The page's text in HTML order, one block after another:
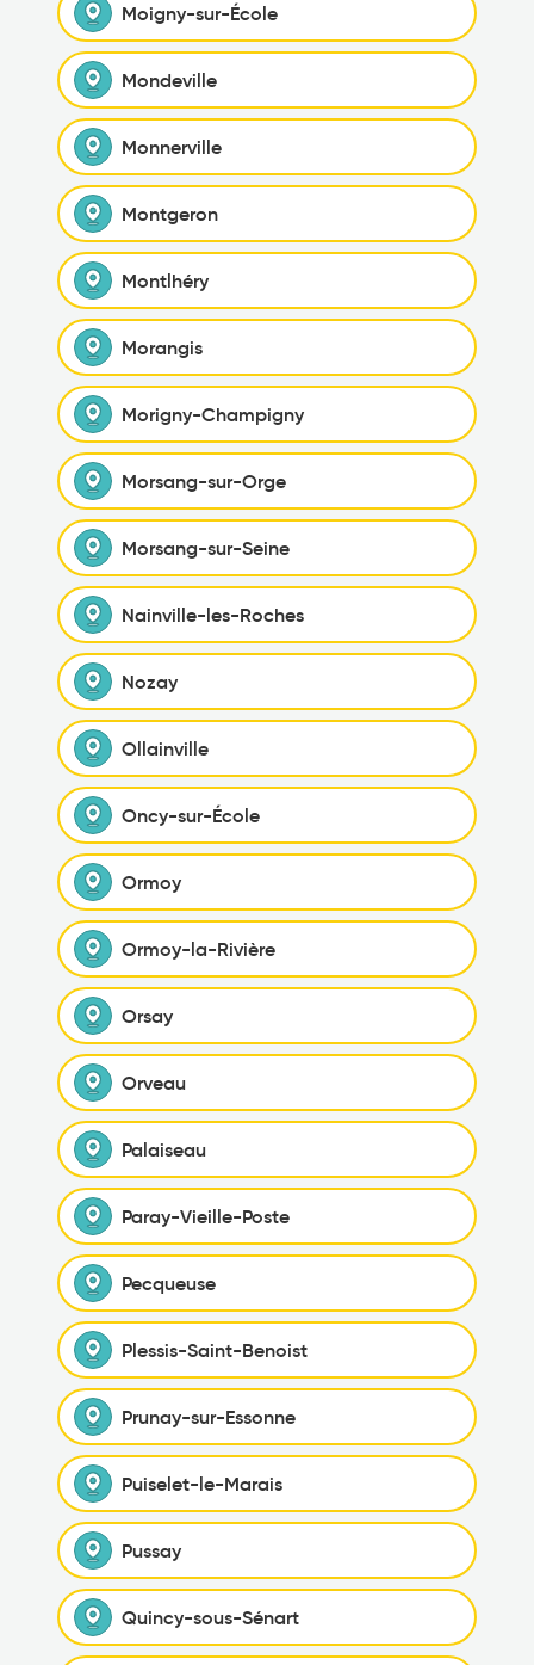
Moigny-sur-École
Mondeville
Monnerville
Montgeron
Montlhéry
Morangis
Morigny-Champigny
Morsang-sur-Orge
Morsang-sur-Seine
Nainville-les-Roches
Nozay
Ollainville
Oncy-sur-École
Ormoy
Ormoy-la-Rivière
Orsay
Orveau
Palaiseau
Paray-Vieille-Poste
Pecqueuse
Plessis-Saint-Benoist
Prunay-sur-Essonne
Puiselet-le-Marais
Pussay
Quincy-sous-Sénart